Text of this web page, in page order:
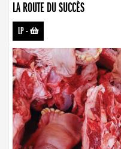
LA ROUTE DU SUCCÈS
LP-